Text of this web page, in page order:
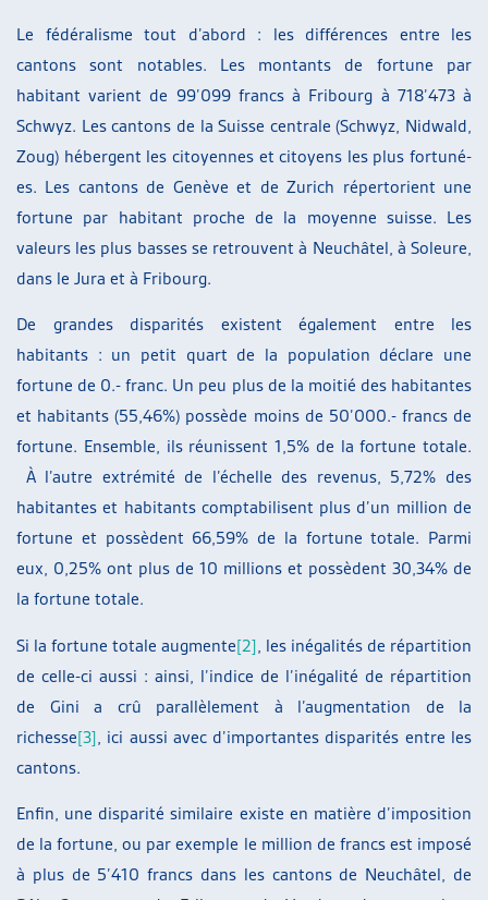
Le fédéralisme tout d’abord : les différences entre les
cantons sont notables. Les montants de fortune par
habitant varient de 99’099 francs à Fribourg à 718’473 à
Schwyz. Les cantons de la Suisse centrale (Schwyz, Nidwald,
Zoug) hébergent les citoyennes et citoyens les plus fortuné-
es. Les cantons de Genève et de Zurich répertorient une
fortune par habitant proche de la moyenne suisse. Les
valeurs les plus basses se retrouvent à Neuchâtel, à Soleure,
dans le Jura et à Fribourg.
De grandes disparités existent également entre les
habitants : un petit quart de la population déclare une
fortune de 0.- franc. Un peu plus de la moitié des habitantes
et habitants (55,46%) possède moins de 50’000.- francs de
fortune. Ensemble, ils réunissent 1,5% de la fortune totale.
À l’autre extrémité de l’échelle des revenus, 5,72% des
habitantes et habitants comptabilisent plus d’un million de
fortune et possèdent 66,59% de la fortune totale. Parmi
eux, 0,25% ont plus de 10 millions et possèdent 30,34% de
la fortune totale.
Si la fortune totale augmente[2] , les inégalités de répartition
de celle-ci aussi : ainsi, l’indice de l’inégalité de répartition
de Gini a crû parallèlement à l’augmentation de la
richesse[3] , ici aussi avec d’importantes disparités entre les
cantons.
Enfin, une disparité similaire existe en matière d’imposition
de la fortune, ou par exemple le million de francs est imposé
à plus de 5’410 francs dans les cantons de Neuchâtel, de